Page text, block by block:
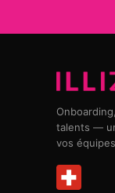
talents —
vos